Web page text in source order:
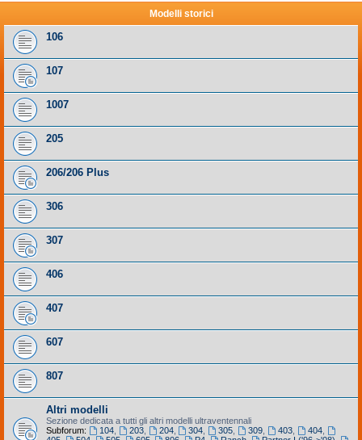
Modelli storici
106
107
1007
205
206/206 Plus
306
307
406
407
607
807
Altri modelli
Sezione dedicata a tutti gli altri modelli ultraventennali
Subforum:
104, 203, 204, 304 305 309 403, 404,